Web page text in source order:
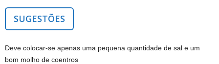
SUGESTÕES
Deve colocar-se apenas uma pequena quantidade de sal e um
bom molho de coentros